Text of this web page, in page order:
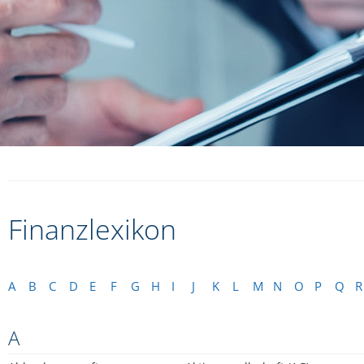
Finanzlexikon
A B C D E F G H I J K L M N O P Q R
A